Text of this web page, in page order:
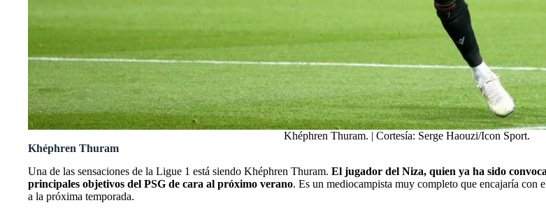
Khéphren Thuram. | Cortesía: Serge Haouzi/Icon Sport.
Khéphren Thuram
Una de las sensaciones de la Ligue 1 está siendo Khéphren Thuram. El jugador del Niza, quien ya ha sido
principales objetivos del PSG de cara al próximo verano. Es un mediocampista muy completo que encajaría con
a la próxima temporada.